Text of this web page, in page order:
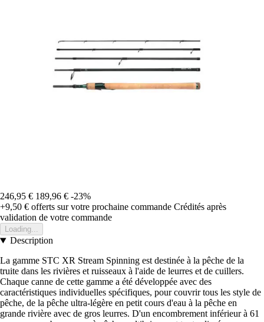
246,95 € 189,96 € -23%
+9,50 € offerts sur votre prochaine commande Crédités après
validation de votre commande
Loading...
Description
La gamme STC XR Stream Spinning est destinée à la pêche de la
truite dans les rivières et ruisseaux à l'aide de leurres et de cuillers.
Chaque canne de cette gamme a été développée avec des
caractéristiques individuelles spécifiques, pour couvrir tous les style de
pêche, de la pêche ultra-légère en petit cours d'eau à la pêche en
grande rivière avec de gros leurres. D'un encombrement inférieur à 61